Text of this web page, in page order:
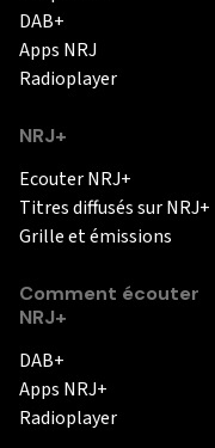
DAB+
Apps NRJ
Radioplayer
NRJ+
Ecouter NRJ+
Titres diffusés sur NRJ+
Grille et émissions
Comment écouter
NRJ+
DAB+
Apps NRJ+
Radioplayer